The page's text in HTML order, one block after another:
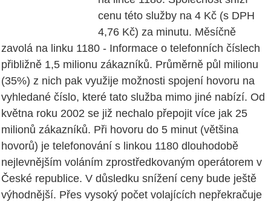
cenu této služby na 4 Kč (s DPH
4,76 Kč) za minutu. Měsíčně
zavolá na linku 1180 - Informace o telefonních číslech
přibližně 1,5 milionu zákazníků. Průměrně půl milionu
(35%) z nich pak využije možnosti spojení hovoru na
vyhledané číslo, které tato služba mimo jiné nabízí. Od
května roku 2002 se již nechalo přepojit více jak 25
milionů zákazníků. Při hovoru do 5 minut (většina
hovorů) je telefonování s linkou 1180 dlouhodobě
nejlevnějším voláním zprostředkovaným operátorem v
České republice. V důsledku snížení ceny bude ještě
výhodnější. Přes vysoký počet volajících nepřekračuje